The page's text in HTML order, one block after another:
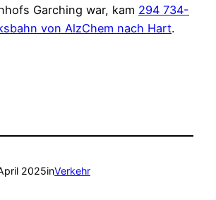
Garching war, kam 294 734-
von AlzChem nach Hart.
2025inVerkehr